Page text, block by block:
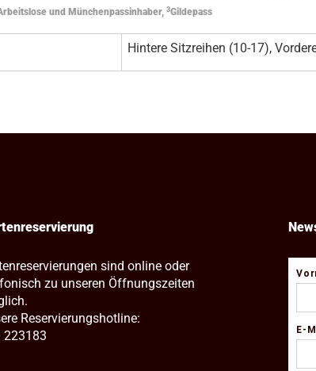
und Münchenpassinhaber, 3Gildepass
Hintere Sitzreihen (10-17),
sind online oder
zu unseren Öffnungszeiten
Reservierungshotline:
223183